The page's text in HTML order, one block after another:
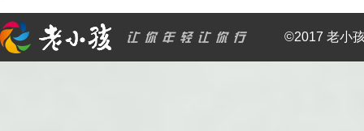
©2017 老小